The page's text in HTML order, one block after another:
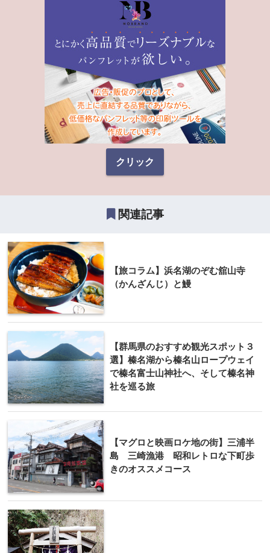
クリック
関連記事
【旅コラム】浜名湖のぞむ舘山寺
（かんざんじ）と鰻
【群馬県のおすすめ観光スポット３
選】榛名湖から榛名山ロープウェイ
で榛名富士山神社へ、そして榛名神
社を巡る旅
【マグロと映画ロケ地の街】三浦半
島 三崎漁港 昭和レトロな下町歩
きのオススメコース